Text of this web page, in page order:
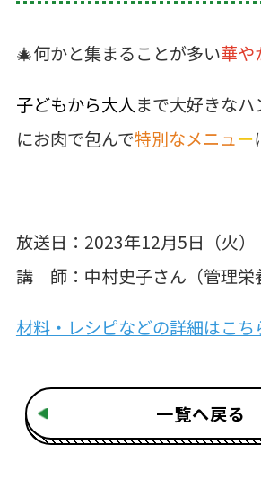
🎄何かと集まることが多い華や
子どもから大人まで大好きな
にお肉で包んで特別なメニュー
放送日：2023年12月5日（火）
講 師：中村史子さん（管理栄
材料・レシピなどの詳細はこち
一覧へ戻る